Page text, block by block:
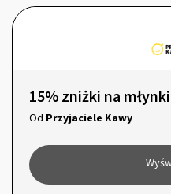
15% zniżki na
Od Przyjaciele Kawy